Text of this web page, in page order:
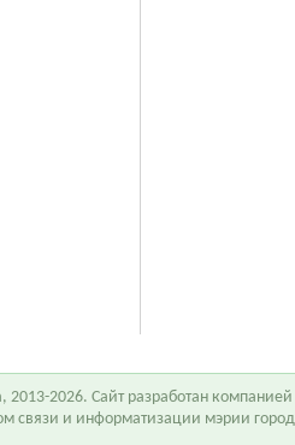
2026. Сайт разработан компанией
связи и информатизации мэрии